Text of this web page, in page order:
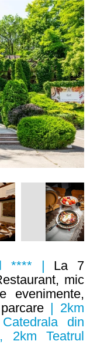
**** | La 7
mic
evenimente,
| 2km
din
2km Teatrul